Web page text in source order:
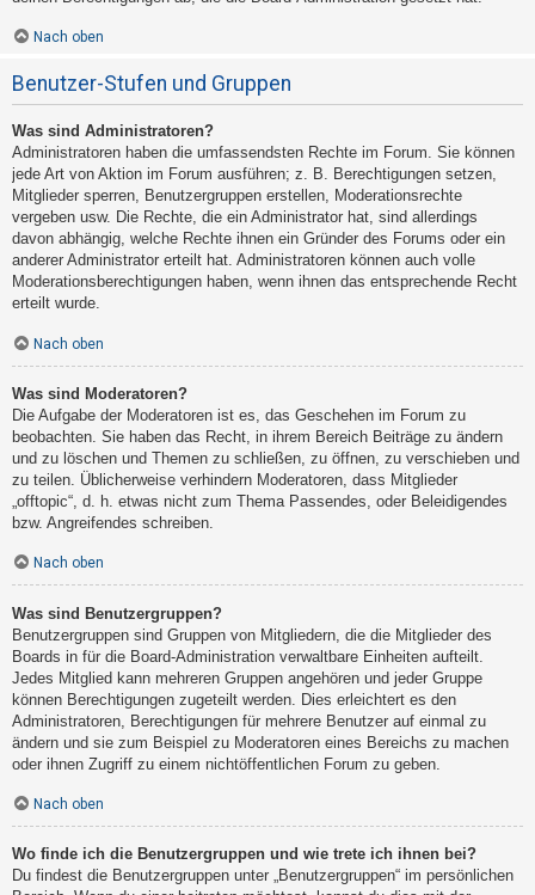
Nach oben
Benutzer-Stufen und Gruppen
Was sind Administratoren?
Administratoren haben die umfassendsten Rechte im Forum. Sie können
jede Art von Aktion im Forum ausführen; z. B. Berechtigungen setzen,
Mitglieder sperren, Benutzergruppen erstellen, Moderationsrechte
vergeben usw. Die Rechte, die ein Administrator hat, sind allerdings
davon abhängig, welche Rechte ihnen ein Gründer des Forums oder ein
anderer Administrator erteilt hat. Administratoren können auch volle
Moderationsberechtigungen haben, wenn ihnen das entsprechende Recht
erteilt wurde.
Nach oben
Was sind Moderatoren?
Die Aufgabe der Moderatoren ist es, das Geschehen im Forum zu
beobachten. Sie haben das Recht, in ihrem Bereich Beiträge zu ändern
und zu löschen und Themen zu schließen, zu öffnen, zu verschieben und
zu teilen. Üblicherweise verhindern Moderatoren, dass Mitglieder
„offtopic“, d. h. etwas nicht zum Thema Passendes, oder Beleidigendes
bzw. Angreifendes schreiben.
Nach oben
Was sind Benutzergruppen?
Benutzergruppen sind Gruppen von Mitgliedern, die die Mitglieder des
Boards in für die Board-Administration verwaltbare Einheiten aufteilt.
Jedes Mitglied kann mehreren Gruppen angehören und jeder Gruppe
können Berechtigungen zugeteilt werden. Dies erleichtert es den
Administratoren, Berechtigungen für mehrere Benutzer auf einmal zu
ändern und sie zum Beispiel zu Moderatoren eines Bereichs zu machen
oder ihnen Zugriff zu einem nichtöffentlichen Forum zu geben.
Nach oben
Wo finde ich die Benutzergruppen und wie trete ich ihnen bei?
Du findest die Benutzergruppen unter „Benutzergruppen“ im persönlichen